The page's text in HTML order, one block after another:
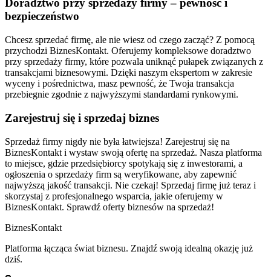
Doradztwo przy sprzedaży firmy – pewność i
bezpieczeństwo
Chcesz sprzedać firmę, ale nie wiesz od czego zacząć? Z pomocą
przychodzi BiznesKontakt. Oferujemy kompleksowe doradztwo
przy sprzedaży firmy, które pozwala uniknąć pułapek związanych z
transakcjami biznesowymi. Dzięki naszym ekspertom w zakresie
wyceny i pośrednictwa, masz pewność, że Twoja transakcja
przebiegnie zgodnie z najwyższymi standardami rynkowymi.
Zarejestruj się i sprzedaj biznes
Sprzedaż firmy nigdy nie była łatwiejsza! Zarejestruj się na
BiznesKontakt i wystaw swoją ofertę na sprzedaż. Nasza platforma
to miejsce, gdzie przedsiębiorcy spotykają się z inwestorami, a
ogłoszenia o sprzedaży firm są weryfikowane, aby zapewnić
najwyższą jakość transakcji. Nie czekaj! Sprzedaj firmę już teraz i
skorzystaj z profesjonalnego wsparcia, jakie oferujemy w
BiznesKontakt. Sprawdź oferty biznesów na sprzedaż!
BiznesKontakt
Platforma łącząca świat biznesu. Znajdź swoją idealną okazję już
dziś.